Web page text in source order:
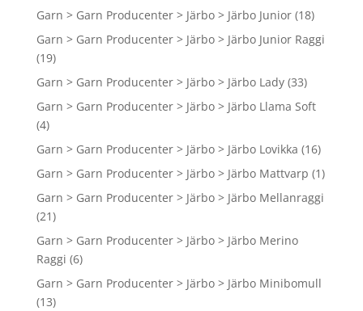
Garn > Garn Producenter > Järbo > Järbo Junior (18)
Garn > Garn Producenter > Järbo > Järbo Junior Raggi
(19)
Garn > Garn Producenter > Järbo > Järbo Lady (33)
Garn > Garn Producenter > Järbo > Järbo Llama Soft
(4)
Garn > Garn Producenter > Järbo > Järbo Lovikka (16)
Garn > Garn Producenter > Järbo > Järbo Mattvarp (1)
Garn > Garn Producenter > Järbo > Järbo Mellanraggi
(21)
Garn > Garn Producenter > Järbo > Järbo Merino
Raggi (6)
Garn > Garn Producenter > Järbo > Järbo Minibomull
(13)